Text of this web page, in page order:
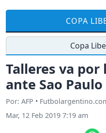
COPA
Copa
Talleres va
ante Sao Paulo
Por: AFP •
Mar, 12 Feb 2019 7:19 am